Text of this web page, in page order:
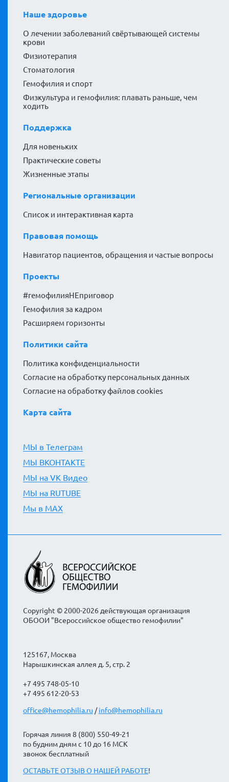
Наше здоровье
О лечении заболеваний свёртывающей системы
крови
Физиотерапия
Стоматология
Гемофилия и спорт
Физкультура и гемофилия: плавать раньше, чем
ходить
Поддержка
Для новеньких
Практические советы
Жизненные этапы
Региональные организации
Список и интерактивная карта
Правовая помощь
Навигатор пациентов, обращения и частые вопросы
Проекты
#гемофилияНЕприговор
Гемофилия за кадром
Расширяем горизонты
Политики сайта
Политика конфиденциальности
Согласие на обработку персональных данных
Согласие на обработку файлов cookies
Карта сайта
МЫ в Телеграм
МЫ ВКОНТАКТЕ
МЫ на VK Видео
МЫ на RUTUBE
Мы в MAX
Copyright © 2000-2026 действующая организация
ОБООИ "Всероссийское общество гемофилии"
125167, Москва
Нарышкинская аллея д. 5, стр. 2
+7 495 748-05-10
+7 495 612-20-53
office@hemophilia.ru /info@hemophilia.ru
Горячая линия 8 (800) 550-49-21
по будним дням с 10 до 16 МСК
звонок бесплатный
ОСТАВЬТЕ ОТЗЫВ О НАШЕЙ РАБОТЕ!